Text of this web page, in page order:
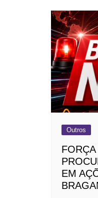
Outros
EM